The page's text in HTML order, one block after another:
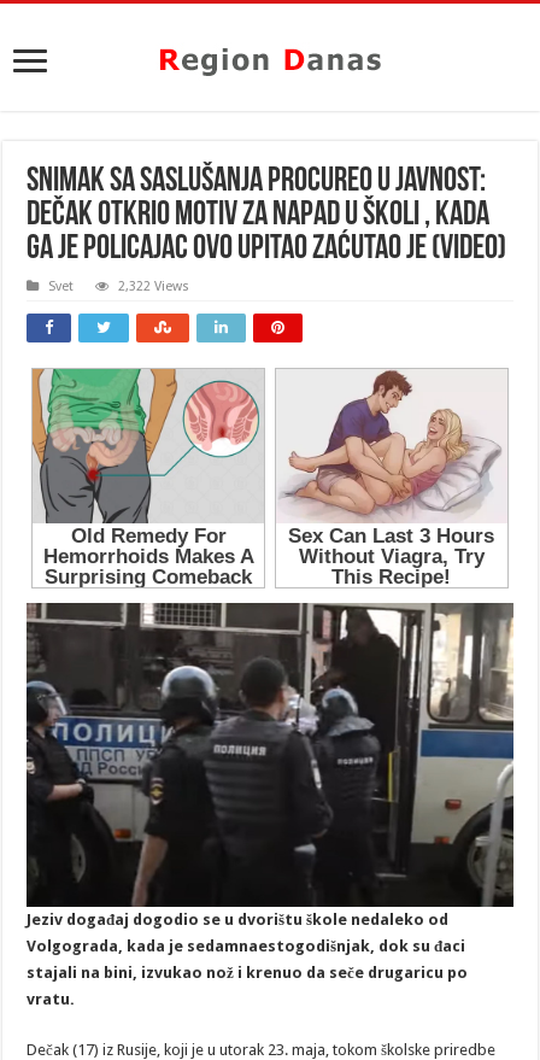
SNIMAK SA SASLUŠANJA PROCUREO U JAVNOST:
Dečak otkrio motiv za NAPAD U ŠKOLI , kada
ga je policajac OVO UPITAO zaćutao je (VIDEO)
Svet 2,322 Views
Jeziv događaj dogodio se u dvorištu škole nedaleko od
Volgograda, kada je sedamnaestogodišnjak, dok su đaci
stajali na bini, izvukao nož i krenuo da seče drugaricu po
vratu.
Dečak (17) iz Rusije, koji je u utorak 23. maja, tokom školske priredbe